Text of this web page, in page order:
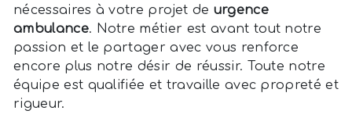
nécessaires à votre projet de urgence
ambulance. Notre métier est avant tout notre
passion et le partager avec vous renforce
encore plus notre désir de réussir. Toute notre
équipe est qualifiée et travaille avec propreté et
rigueur.